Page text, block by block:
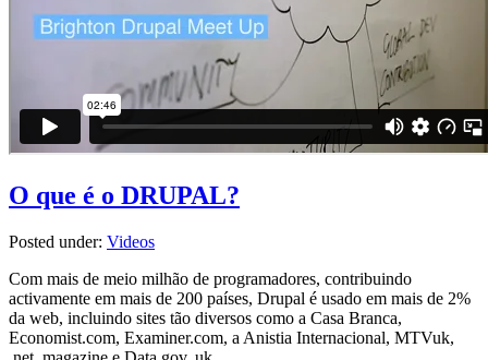
O que é o DRUPAL?
Posted under: Videos
Com mais de meio milhão de programadores, contribuindo
activamente em mais de 200 países, Drupal é usado em mais de 2%
da web, incluindo sites tão diversos como a Casa Branca,
Economist.com, Examiner.com, a Anistia Internacional, MTVuk,